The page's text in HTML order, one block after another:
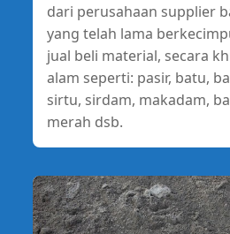
dari perusahaan supplier
yang telah lama
jual beli material, secara
alam seperti: pasir, batu,
sirtu, sirdam, makadam,
merah dsb.